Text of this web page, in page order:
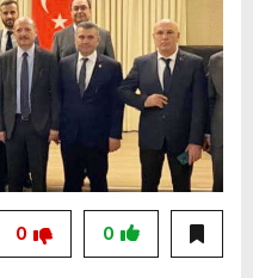
0
0